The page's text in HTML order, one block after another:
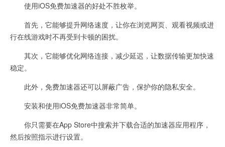
使用iOS免费加速器的好处不胜枚举。
首先，它能够提升网络速度，让你在浏览网页、观看视频或进
行在线游戏时不再受到卡顿的困扰。
其次，它能够优化网络连接，减少延迟，让数据传输更加快速
稳定。
此外，免费加速器还可以屏蔽广告，保护你的隐私安全。
安装和使用iOS免费加速器非常简单。
你只需要在App Store中搜索并下载合适的加速器应用程序，
然后按照指示进行设置。